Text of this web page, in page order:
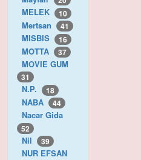
MELEK 10
Mertsan 41
MISBIS 16
MOTTA 37
MOVIE GUM
31
N.P. 18
NABA 44
Nacar Gida
52
Nil 39
NUR EFSAN